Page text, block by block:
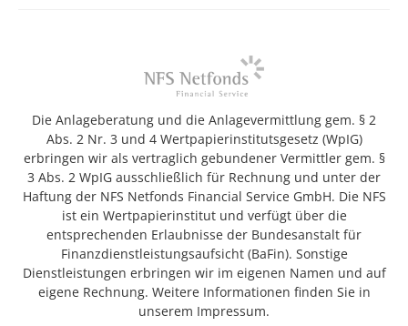
Die Anlageberatung und die Anlagevermittlung gem. § 2
Abs. 2 Nr. 3 und 4 Wertpapierinstitutsgesetz (WpIG)
erbringen wir als vertraglich gebundener Vermittler gem. §
3 Abs. 2 WpIG ausschließlich für Rechnung und unter der
Haftung der NFS Netfonds Financial Service GmbH. Die NFS
ist ein Wertpapierinstitut und verfügt über die
entsprechenden Erlaubnisse der Bundesanstalt für
Finanzdienstleistungsaufsicht (BaFin). Sonstige
Dienstleistungen erbringen wir im eigenen Namen und auf
eigene Rechnung. Weitere Informationen finden Sie in
unserem Impressum.